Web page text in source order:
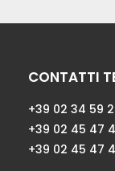
CONTATTI
+39 02 34 59
+39 02 45 47
+39 02 45 47